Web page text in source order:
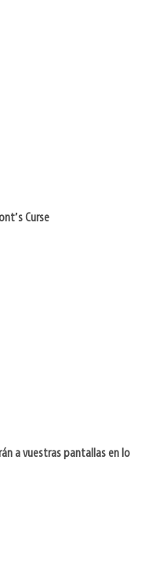
Curse
a vuestras pantallas en lo